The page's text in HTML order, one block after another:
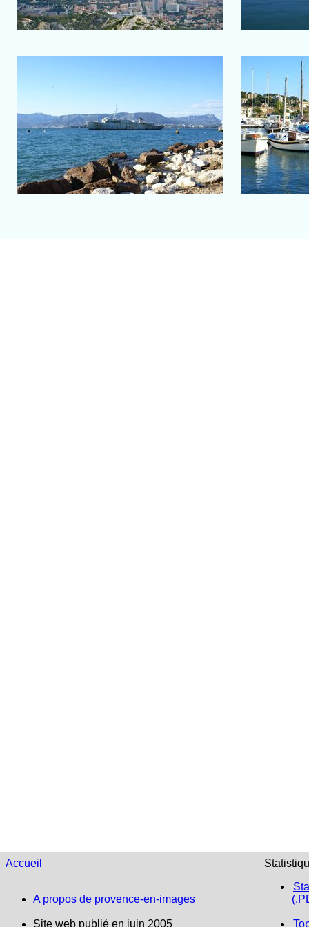
Salon-de-Provence
Saint-Mandrier-sur-Mer
Vue dans l'est de Toulon
Saint-
Accueil
A propos de provence-en-images
Site web publié en juin 2005